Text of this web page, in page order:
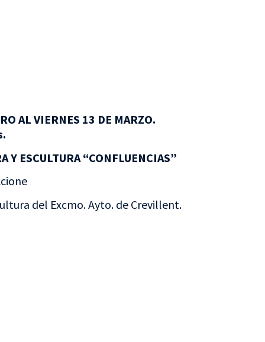
AL VIERNES 13 DE MARZO.
Y ESCULTURA “CONFLUENCIAS”
del Excmo. Ayto. de Crevillent.